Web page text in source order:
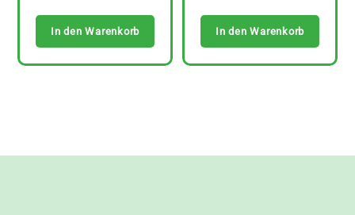
In den Warenkorb In den Warenkorb